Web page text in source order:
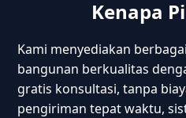
Kenapa
Kami menyediakan
bangunan berkualitas
gratis konsultasi, tanpa
pengiriman tepat waktu,